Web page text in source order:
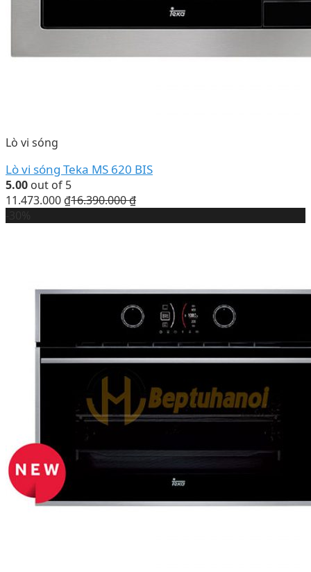
Lò vi sóng
Lò vi sóng Teka MS 620 BIS
5.00 out of 5
11.473.000 ₫16.390.000₫